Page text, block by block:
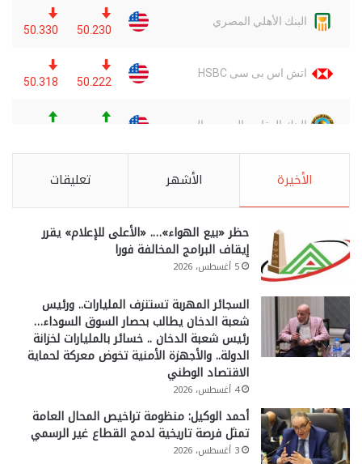
الأخيرة الأشهر تعليقات
حظر «بيع الهواء»…. «الأعلى للإعلام» يقرر
إيقاف البرامج المخالفة فورا
5 أغسطس، 2026
السجائر المهربة تستنزف المليارات.. ورئيس
شعبة الدخان يطالب بحصار السوق السوداء…
رئيس شعبة الدخان .. خسائر بالمليارات لخزانة
الدولة.. والأجهزة الأمنية تخوض معركة لحماية
الاقتصاد الوطني
4 أغسطس، 2026
أحمد الوكيل: منظومة تراخيص المحال العامة
تمثل فرصة تاريخية لدمج القطاع غير الرسمي
3 أغسطس، 2026